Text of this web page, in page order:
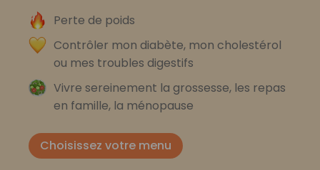
Perte de poids
Contrôler mon diabète, mon cholestérol
ou mes troubles digestifs
Vivre sereinement la grossesse, les repas
en famille, la ménopause
Choisissez votre menu